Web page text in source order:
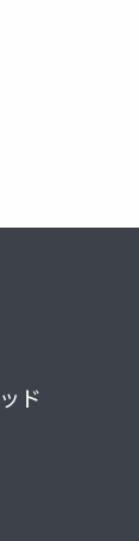
ド